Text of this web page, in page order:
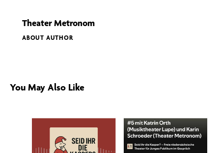
Theater Metronom
ABOUT AUTHOR
You May Also Like